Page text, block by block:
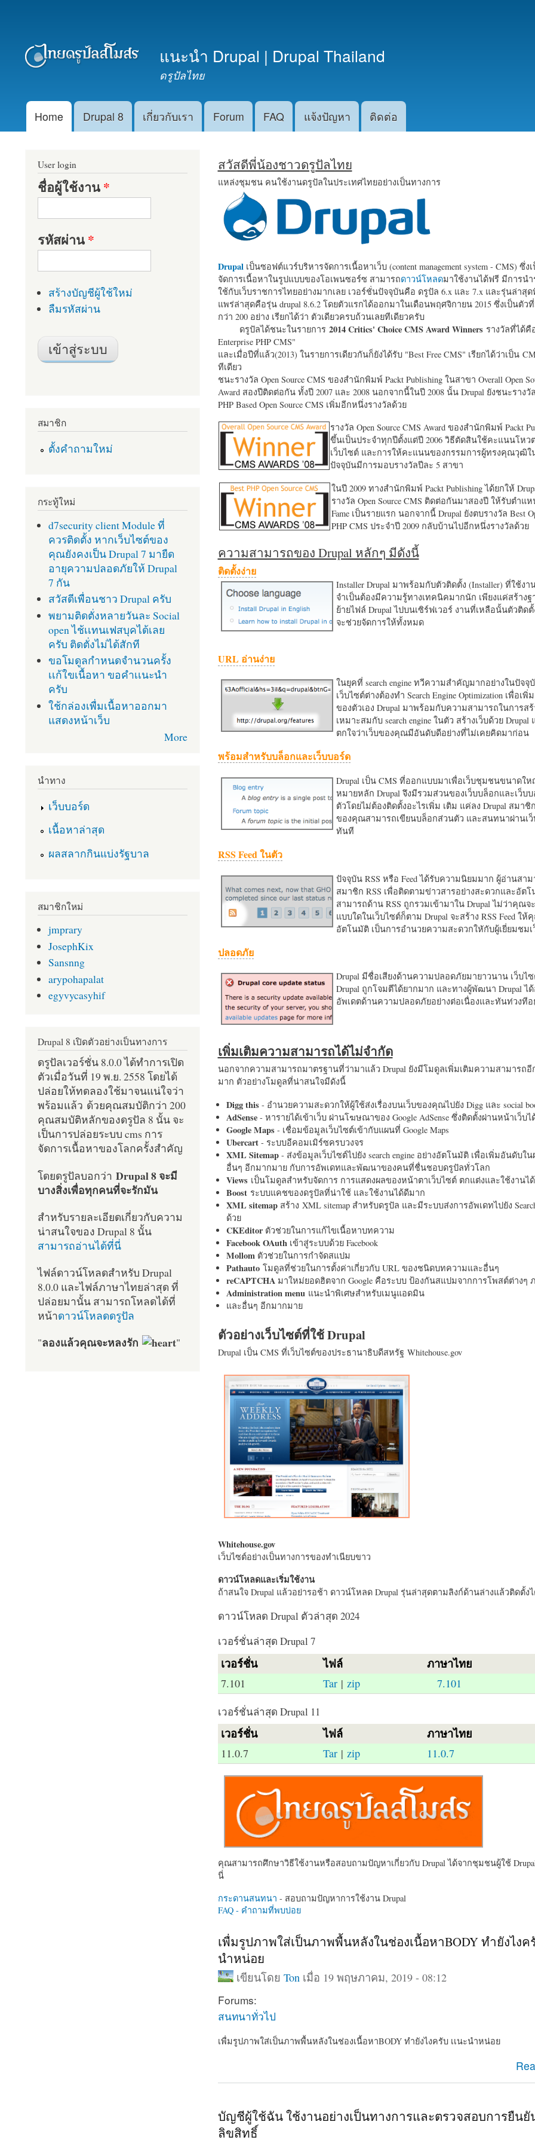
หลัก
แนะนำ Drupal | Drupal Thailand
ดรูปัลไทย
Main menu
Home Drupal 8 เกี่ยวกับเรา Forum FAQ แจ้งปัญหา ติดต่อ
สวัสดีพี่น้องชาวดรูปัลไทย
แหล่งชุมชน คนใช้งานดรูปัลในประเทศไทยอย่างเป็นทางการ
Drupalเป็นซอฟต์แวร์บริหารจัดการเนื้อหาเว็บ (content management system - CMS) ซึ่ง
จัดการเนื้อหาในรูปแบบของโอเพนซอร์ซ สามารถดาวน์โหลดมาใช้งานได้ฟรี มีการน
ใช้กับเว็บราชการไทยอย่างมากเลย เวอร์ชั่นปัจจุบันคือ ดรูปัล 6.x และ 7.x และรุ่นล่าสุด
แพร่ล่าสุดคือรุ่น drupal 8.6.2 โดยตัวแรกได้ออกมาในเดือนพฤศจิกายน 2015 ซึ่งเป็นตั
กว่า 200 อย่าง เรียกได้ว่า ตัวเดียวครบถ้วนเลยทีเดียวครับ
ดรูปัลได้ชนะในรายการ 2014 Critics' Choice CMS Award Winners รางวัลที่ได้คื
Enterprise PHP CMS"
และเมื่อปีที่แล้ว(2013) ในรายการเดียวกันก็ยังได้รับ "Best Free CMS" เรียกได้ว่าเป็น
ทีเดียว
ชนะรางวัล Open Source CMS ของสำนักพิมพ์ Packt Publishing ในสาขา Overall Open
Award สองปีติดต่อกัน ทั้งปี 2007 และ 2008 นอกจากนี้ในปี 2008 นั้น Drupal ยังชนะรางวั
PHP Based Open Source CMS เพิ่มอีกหนึ่งรางวัลด้วย
รางวัล Open Source CMS Award ของสำนักพิมพ์ Packt
ขึ้นเป็นประจำทุกปีตั้งแต่ปี 2006 วิธีตัดสินใช้คะแนนโหว
เว็บไซต์ และการให้คะแนนของกรรมการผู้ทรงคุณวุฒิใ
ปัจจุบันมีการมอบรางวัลปีละ 5 สาขา
ในปี 2009 ทางสำนักพิมพ์ Packt Publishing ได้ยกให้
รางวัล Open Source CMS ติดต่อกันมาสองปี ให้รับตำแ
Fame เป็นรายแรก นอกจากนี้ Drupal ยังตบรางวัล Best
PHP CMS ประจำปี 2009 กลับบ้านไปอีกหนึ่งรางวัลด้วย
ความสามารถของ Drupal หลักๆ มีดังนี้
ติดตั้งง่าย
Installer Drupal มาพร้อมกับตัวติดตั้ง (Installer) ที่ใช้งา
จำเป็นต้องมีความรู้ทางเทคนิคมากนัก เพียงแค่สร้าง
ย้ายไฟล์ Drupal ไปบนเซิร์ฟเวอร์ งานที่เหลือนั้นตัวติดตั้
จะช่วยจัดการให้ทั้งหมด
URL อ่านง่าย
ในยุคที่ search engine ทวีความสำคัญมากอย่างในปัจจุ
เว็บไซต์ต่างต้องทำ Search Engine Optimization เพื่อเ
ของตัวเอง Drupal มาพร้อมกับความสามารถในการสร้
เหมาะสมกับ search engine ในตัว สร้างเว็บด้วย
ตกใจว่าเว็บของคุณมีอันดับดีอย่างที่ไม่เคยคิดมาก่อน
พร้อมสำหรับบล็อกและเว็บบอร์ด
Drupal เป็น CMS ที่ออกแบบมาเพื่อเว็บชุมชนขนาดให
หมายหลัก Drupal จึงมีรวมส่วนของเว็บบล็อกและเว็บ
ตัวโดยไม่ต้องติดตั้งอะไรเพิ่ม เติม แค่ลง Drupal สมาชิ
ของคุณสามารถเขียนบล็อกส่วนตัว และสนทนาผ่านเว็
ทันที
RSS Feed ในตัว
ปัจจุบัน RSS หรือ Feed ได้รับความนิยมมาก ผู้อ่านสา
สมาชิก RSS เพื่อติดตามข่าวสารอย่างสะดวกและอัต
สามารถด้าน RSS ถูกรวมเข้ามาใน Drupal ไม่ว่าคุณจ
แบบใดในเว็บไซต์ก็ตาม Drupal จะสร้าง RSS Feed ให้
อัตโนมัติ เป็นการอำนวยความสะดวกใหักับผู้เยี่ยมชม
ปลอดภัย
Drupal มีชื่อเสียงด้านความปลอดภัยมายาวนาน เว็บไ
Drupal ถูกโจมตีได้ยากมาก และทางผู้พัฒนา Drupal ไ
อัพเดตด้านความปลอดภัยอย่างต่อเนื่องและทันท่วงทีอ
เพิ่มเติมความสามารถได้ไม่จำกัด
นอกจากความสามารถมาตรฐานที่ว่ามาแล้ว Drupal ยังมีโมดูลเพิ่มเติมความสามารถอี
มาก ตัวอย่างโมดูลที่น่าสนใจมีดังนี้
Digg this- อำนวยความสะดวกให้ผู้ใช้ส่งเรื่องบนเว็บของคุณไปยัง Digg และ social
AdSense- หารายได้เข้าเว็บ ผ่านโฆษณาของ Google AdSense ซึ่งติดตั้งผ่านหน้าเว็บไ
Google Maps- เชื่อมข้อมูลเว็บไซต์เข้ากับแผนที่ Google Maps
Ubercart- ระบบอีคอมเมิร์ซครบวงจร
XML Sitemap- ส่งข้อมูลเว็บไซต์ไปยัง search engine อย่างอัตโนมัติ เพื่อเพิ่มอันดับใ
อื่นๆ อีกมากมาย กับการอัพเดทและพัฒนาของคนที่ชื่นชอบดรูปัลทั่วโลก
Views เป็นโมดูลสำหรับจัดการ การแสดงผลของหน้าตาเว็บไซต์ ตกแต่งและใช้งานไ
Boost ระบบแคชของดรูปัลที่น่าใช้ และใช้งานได้ดีมาก
XML sitemapสร้าง XML sitemap สำหรับดรูปัล และมีระบบส่งการอัพเดทไปยัง
ด้วย
CKEditorตัวช่วยในการแก้ไขเนื้อหาบทความ
Facebook OAuth เข้าสู่ระบบด้วย Facebook
Mollom ตัวช่วยในการกำจัดสแปม
Pathautoโมดูลที่ช่วยในการตั้งค่าเกี่ยวกับ URL ของชนิดบทความและอื่นๆ
reCAPTCHA มาใหม่ยอดฮิตจาก Google คือระบบ ป้องกันสแปมจากการโพสต์ต่างๆ
Administration menu แนะนำพิเศษสำหรับเมนูแอดมิน
และอื่นๆ อีกมากมาย
ตัวอย่างเว็บไซต์ที่ใช้ Drupal
Drupal เป็น CMS ที่เว็บไซต์ของประธานาธิบดีสหรัฐ Whitehouse.gov
Whitehouse.gov
เว็บไซต์อย่างเป็นทางการของทำเนียบขาว
ดาวน์โหลดและเริ่มใช้งาน
ถ้าสนใจ Drupal แล้วอย่ารอช้า ดาวน์โหลด Drupal รุ่นล่าสุดตามลิงก์ด้านล่างแล้วติดตั้ง
ดาวน์โหลด Drupal ตัวล่าสุด 2024
เวอร์ชั่นล่าสุด Drupal 7
เวอร์ชั่น ไฟล์ ภาษาไทย
7.101 Tar| zip 7.101
เวอร์ชั่นล่าสุด Drupal 11
เวอร์ชั่น ไฟล์ ภาษาไทย
11.0.7 Tar| zip 11.0.7
คุณสามารถศึกษาวิธีใช้งานหรือสอบถามปัญหาเกี่ยวกับ Drupal ได้จากชุมชนผู้ใช้
นี่
กระดานสนทนา - สอบถามปัญหาการใช้งาน Drupal
FAQ - คำถามที่พบบ่อย
เพื่มรูปภาพใส่เป็นภาพพื้นหลังในช่องเนื้อหาBODY ทำยังไงค
นำหน่อย
เขียนโดยTon เมื่อ 19 พฤษภาคม, 2019 - 08:12
Forums:
สนทนาทั่วไป
เพื่มรูปภาพใส่เป็นภาพพื้นหลังในช่องเนื้อหาBODY ทำยังไงครับ เเนะนำหน่อย
about เพื่มรูปภาพใส่เป็นภาพพื้นหลังในช่องเนื้อหาBODY ทำยังไงครับ เเ
บัญชีผู้ใช้ฉัน ใช้งานอย่างเป็นทางการและตรวจสอบการยืนยั
ลิขสิทธิ์
User login
ชื่อผู้ใช้งาน*
รหัสผ่าน*
สร้างบัญชีผู้ใช้ใหม่
ลืมรหัสผ่าน
สมาชิก
ตั้งคำถามใหม่
กระทู้ใหม่
d7security client Module ที่
ควรติดตั้ง หากเว็บไซต์ของ
คุณยังคงเป็น Drupal 7 มายืด
อายุความปลอดภัยให้ Drupal
7 กัน
สวัสดีเพื่อนชาว Drupal ครับ
พยามติดตั่งหลายวันละ Social
open ไช้เเทนเฟสบุคได้เลย
ครับ ติดตั่งไม่ได้สักที
ขอโมดูลกำหนดจำนวนครั้ง
เเก้ใขเนื้อหา ขอคำเเนะนำ
ครับ
ใช้กล่องเพื่มเนื้อหาออกมา
แสดงหน้าเว็บ
More
นำทาง
เว็บบอร์ด
เนื้อหาล่าสุด
ผลสลากกินแบ่งรัฐบาล
สมาชิกใหม่
jmprary
JosephKix
Sansnng
arypohapalat
egyvycasyhif
Drupal 8 เปิดตัวอย่างเป็นทางการ
ดรูปัลเวอร์ชั่น 8.0.0 ได้ทำการเปิด
ตัวเมื่อวันที่ 19 พ.ย. 2558 โดยได้
ปล่อยให้ทดลองใช้มาจนแน่ใจว่า
พร้อมแล้ว ด้วยคุณสมบัติกว่า 200
คุณสมบัติหลักของดรูปัล 8 นั้น จะ
เป็นการปล่อยระบบ cms การ
จัดการเนื้อหาของโลกครั้งสำคัญ
โดยดรูปัลบอกว่า Drupal 8 จะมี
บางสิ่งเพื่อทุกคนที่จะรักมัน
สำหรับรายละเอียดเกี่ยวกับความ
น่าสนใจของ Drupal 8 นั้น
สามารถอ่านได้ที่นี่
ไฟล์ดาวน์โหลดสำหรับ Drupal
8.0.0 และไฟล์ภาษาไทยล่าสุด ที่
ปล่อยมานั้น สามารถโหลดได้ที่
หน้าดาวน์โหลดดรูปัล
"ลองแล้วคุณจะหลงรัก "